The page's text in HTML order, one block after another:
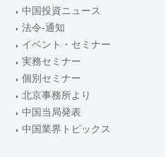
中国投資ニュース
法令-通知
イベント・セミナー
実務セミナー
個別セミナー
北京事務所より
中国当局発表
中国業界トピックス